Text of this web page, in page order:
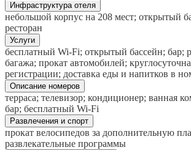
Инфраструктура отеля
небольшой корпус на 208 мест; открытый
ресторан
Услуги
бесплатный Wi-Fi; открытый бассейн; бар;
багажа; прокат автомобилей;
регистрации; доставка еды и напитков в
Описание номеров
терраса; телевизор; кондиционер; ванная
бар; бесплатный Wi-Fi
Развлечения и спорт
прокат велосипедов за дополнительную
развлекательные программы